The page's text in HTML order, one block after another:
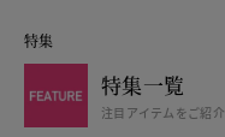
特集
特集一覧
注目アイテムをご紹介